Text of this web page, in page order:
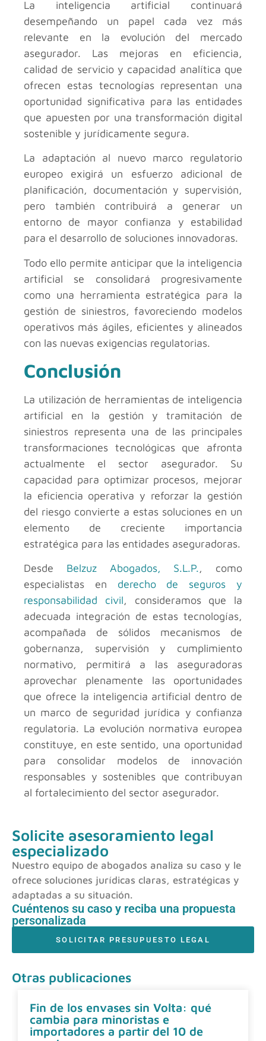
La inteligencia artificial continuará
desempeñando un papel cada vez más
relevante en la evolución del mercado
asegurador. Las mejoras en eficiencia,
calidad de servicio y capacidad analítica que
ofrecen estas tecnologías representan una
oportunidad significativa para las entidades
que apuesten por una transformación digital
sostenible y jurídicamente segura.
La adaptación al nuevo marco regulatorio
europeo exigirá un esfuerzo adicional de
planificación, documentación y supervisión,
pero también contribuirá a generar un
entorno de mayor confianza y estabilidad
para el desarrollo de soluciones innovadoras.
Todo ello permite anticipar que la inteligencia
artificial se consolidará progresivamente
como una herramienta estratégica para la
gestión de siniestros, favoreciendo modelos
operativos más ágiles, eficientes y alineados
con las nuevas exigencias regulatorias.
Conclusión
La utilización de herramientas de inteligencia
artificial en la gestión y tramitación de
siniestros representa una de las principales
transformaciones tecnológicas que afronta
actualmente el sector asegurador. Su
capacidad para optimizar procesos, mejorar
la eficiencia operativa y reforzar la gestión
del riesgo convierte a estas soluciones en un
elemento de creciente importancia
estratégica para las entidades aseguradoras.
Desde Belzuz Abogados, S.L.P., como
especialistas en derecho de seguros y
responsabilidad civil, consideramos que la
adecuada integración de estas tecnologías,
acompañada de sólidos mecanismos de
gobernanza, supervisión y cumplimiento
normativo, permitirá a las aseguradoras
aprovechar plenamente las oportunidades
que ofrece la inteligencia artificial dentro de
un marco de seguridad jurídica y confianza
regulatoria. La evolución normativa europea
constituye, en este sentido, una oportunidad
para consolidar modelos de innovación
responsables y sostenibles que contribuyan
al fortalecimiento del sector asegurador.
Solicite asesoramiento legal
especializado
Nuestro equipo de abogados analiza su caso y le
ofrece soluciones jurídicas claras, estratégicas y
adaptadas a su situación.
Cuéntenos su caso y reciba una propuesta
personalizada
SOLICITAR PRESUPUESTO LEGAL
Otras publicaciones
Fin de los envases sin Volta: qué
cambia para minoristas e
importadores a partir del 10 de